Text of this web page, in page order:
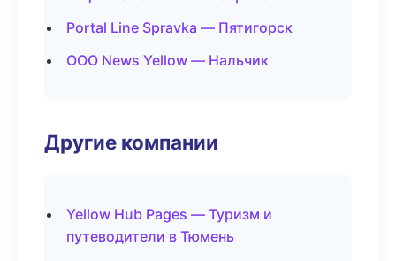
Portal Line Spravka — Пятигорск
ООО News Yellow — Нальчик
Другие компании
Yellow Hub Pages — Туризм и
путеводители в Тюмень